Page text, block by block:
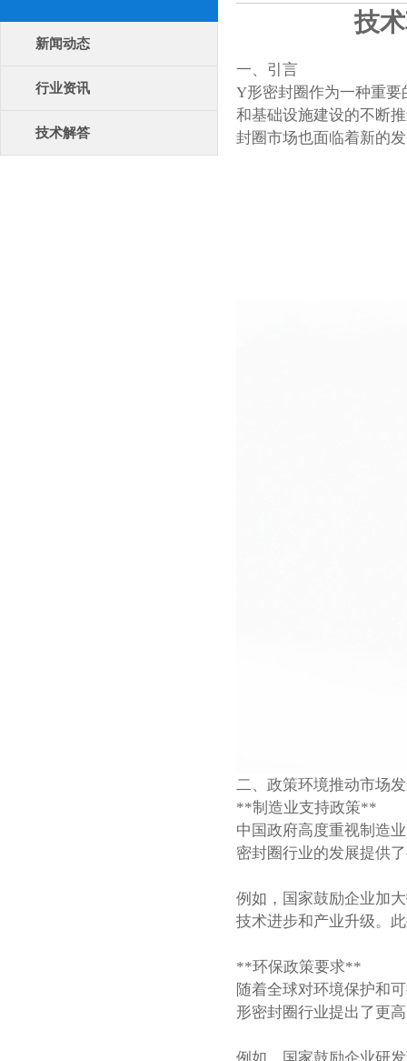
新闻动态
行业资讯
技术解答
技
一、引言
Y形密封圈作为一种重
和基础设施建设的不断
封圈市场也面临着新的
二、政策环境推动市场
**制造业支持政策**
中国政府高度重视制造
密封圈行业的发展提供
例如，国家鼓励企业加
技术进步和产业升级。
**环保政策要求**
随着全球对环境保护和
形密封圈行业提出了更